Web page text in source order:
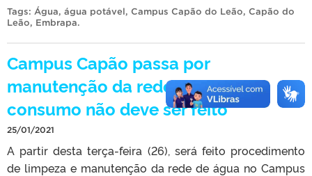
Tags: Água, água potável, Campus Capão do Leão, Capão do
Leão, Embrapa.
Campus Capão passa por
manutenção da rede de água;
consumo não deve ser feito
25/01/2021
A partir desta terça-feira (26), será feito procedimento
de limpeza e manutenção da rede de água no Campus